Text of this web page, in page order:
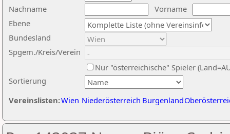
Nachname
Vorname
Ebene
Sortierung
Bundesland
Spgem./Kreis/Verein
Nur "österreichische" Spieler
Vereinslisten:Wien Niederösterreich Burgenland